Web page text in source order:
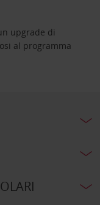
upgrade di
al programma